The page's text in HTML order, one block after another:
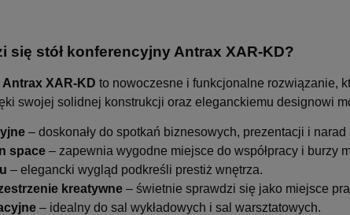
się stół konferencyjny Antrax XAR-KD?
Antrax XAR-KD to nowoczesne i funkcjonalne rozwiązanie,
swojej solidnej konstrukcji oraz eleganckiemu designowi
– doskonały do spotkań biznesowych, prezentacji i narad
space – zapewnia wygodne miejsce do współpracy i burzy
– elegancki wygląd podkreśli prestiż wnętrza.
kreatywne – świetnie sprawdzi się jako miejsce
– idealny do sal wykładowych i sal warsztatowych.